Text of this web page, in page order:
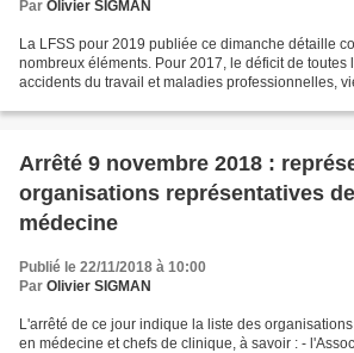
Par Olivier SIGMAN
La LFSS pour 2019 publiée ce dimanche détaille
nombreux éléments. Pour 2017, le déficit de toutes
accidents du travail et maladies professionnelles,
Arrêté 9 novembre 2018 :
organisations représentatives
médecine
Publié le 22/11/2018 à 10:00
Par Olivier SIGMAN
L'arrêté de ce jour indique la liste des
en médecine et chefs de clinique, à savoir : -